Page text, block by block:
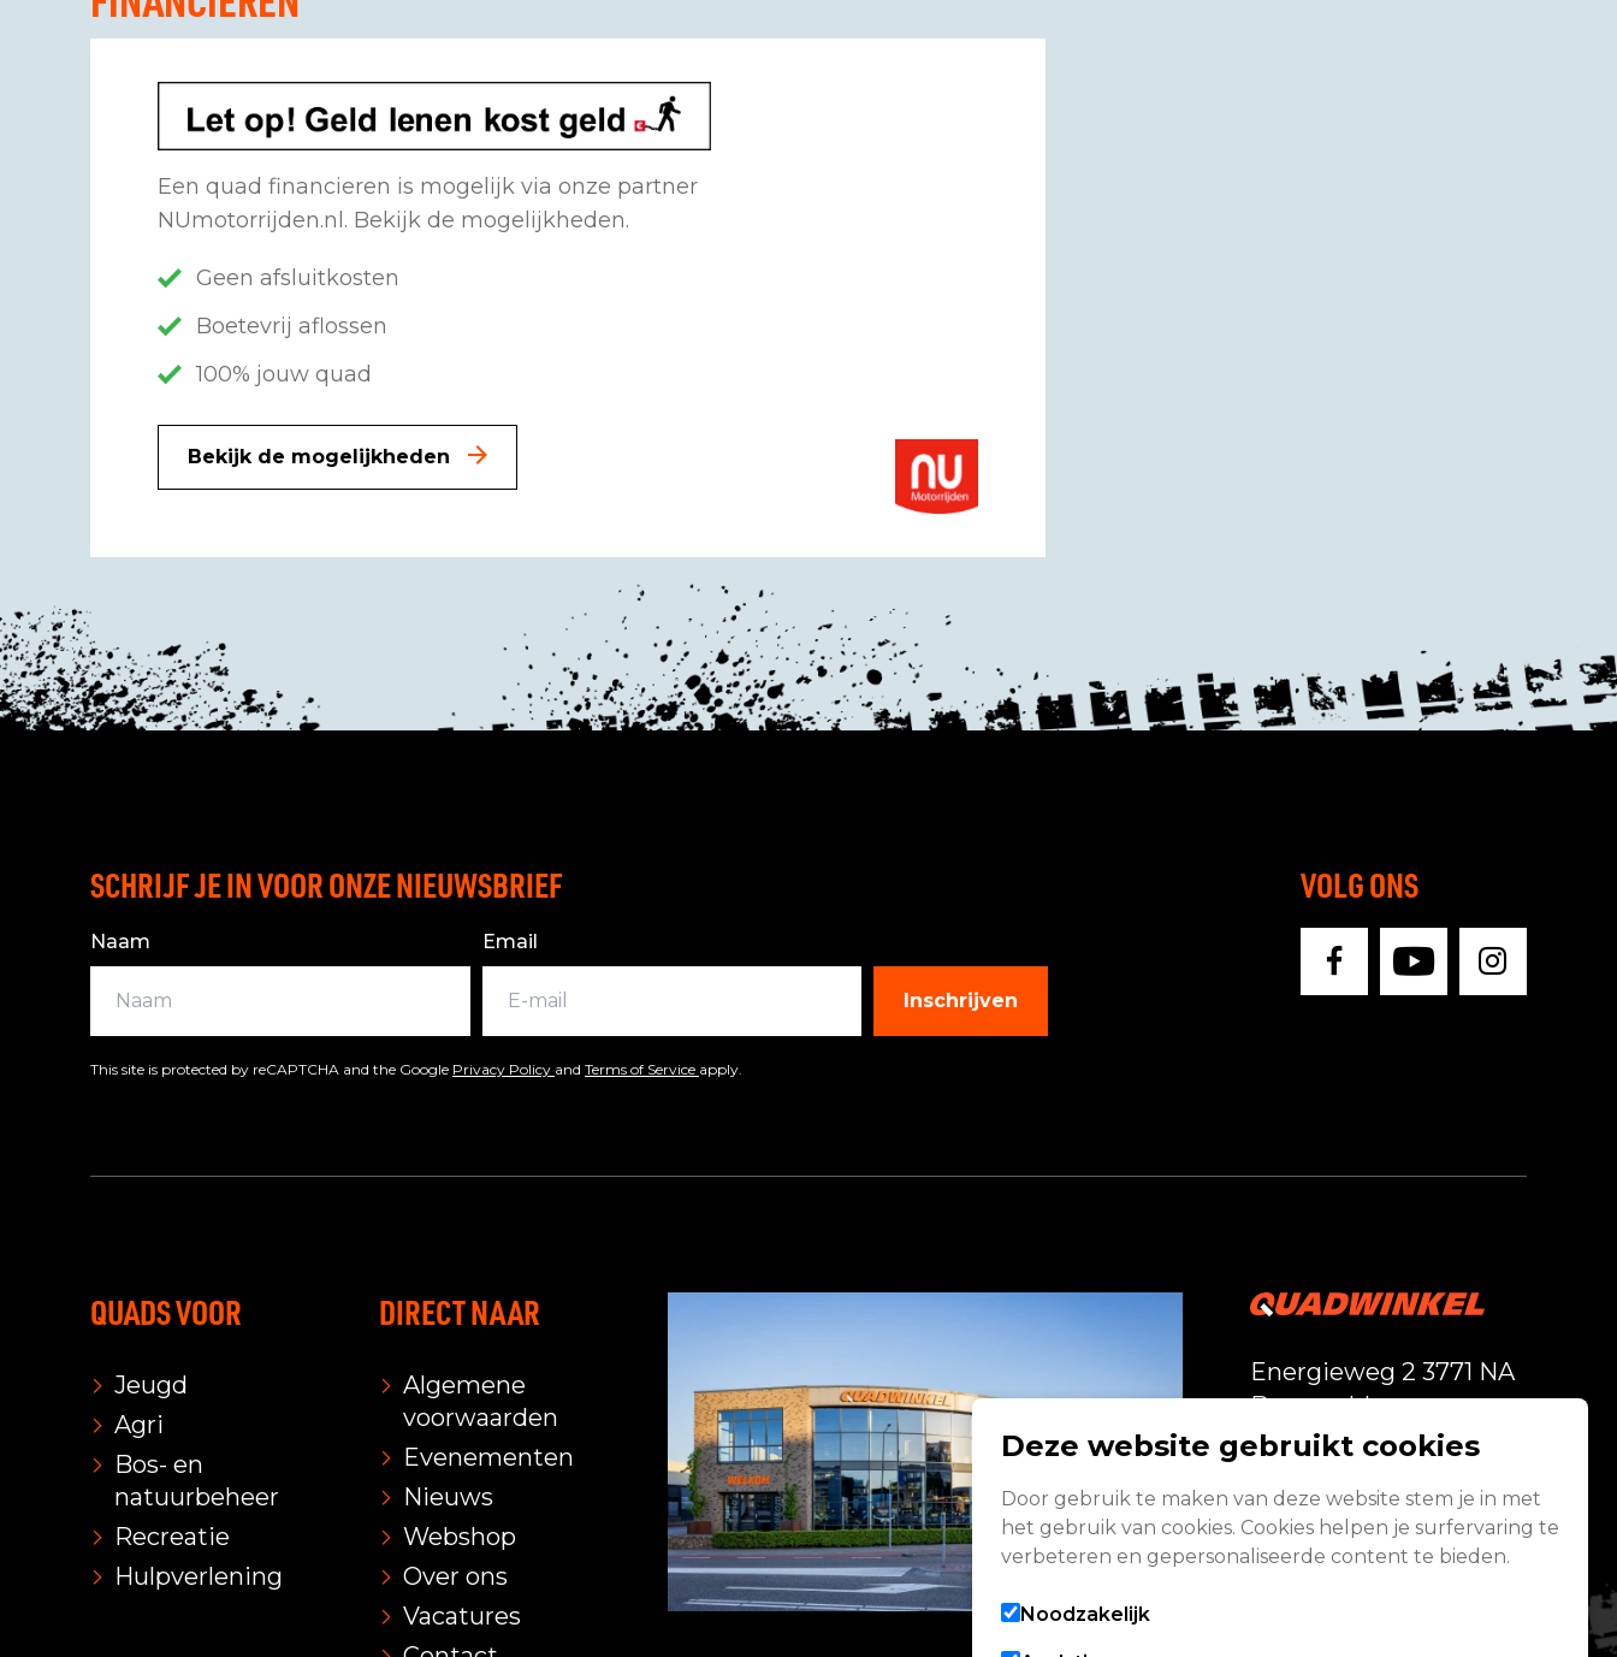
Een quad financieren is mogelijk via onze partner
NUmotorrijden.nl. Bekijk de mogelijkheden.
Geen afsluitkosten
Boetevrij aflossen
100% jouw quad
Bekijk de mogelijkheden
SCHRIJF JE IN VOOR ONZE NIEUWSBRIEF
Naam Email
Inschrijven
This site is protected by reCAPTCHA and the Google Privacy Policy and Terms of Service apply.
VOLG ONS
QUADS VOOR
Jeugd
Agri
Bos- en
natuurbeheer
Recreatie
Hulpverlening
DIRECT NAAR
Algemene
voorwaarden
Evenementen
Nieuws
Webshop
Over ons
Vacatures
Energieweg 2 3771 NA
Barneveld
van 08:00 - 17:00
Alle openingstijden
Deze website gebruikt cookies
Door gebruik te maken van deze website stem je in met
het gebruik van cookies. Cookies helpen je surfervaring te
verbeteren en gepersonaliseerde content te bieden.
Noodzakelijk